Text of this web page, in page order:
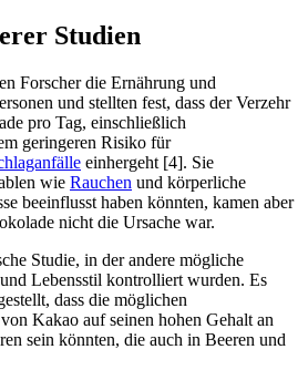
Studien
Forscher die Ernährung und
und stellten fest, dass der Verzehr
pro Tag, einschließlich
geringeren Risiko für
einhergeht [4]. Sie
wie Rauchen und körperliche
beeinflusst haben könnten, kamen aber
nicht die Ursache war.
Studie, in der andere mögliche
Lebensstil kontrolliert wurden. Es
dass die möglichen
Kakao auf seinen hohen Gehalt an
sein könnten, die auch in Beeren und